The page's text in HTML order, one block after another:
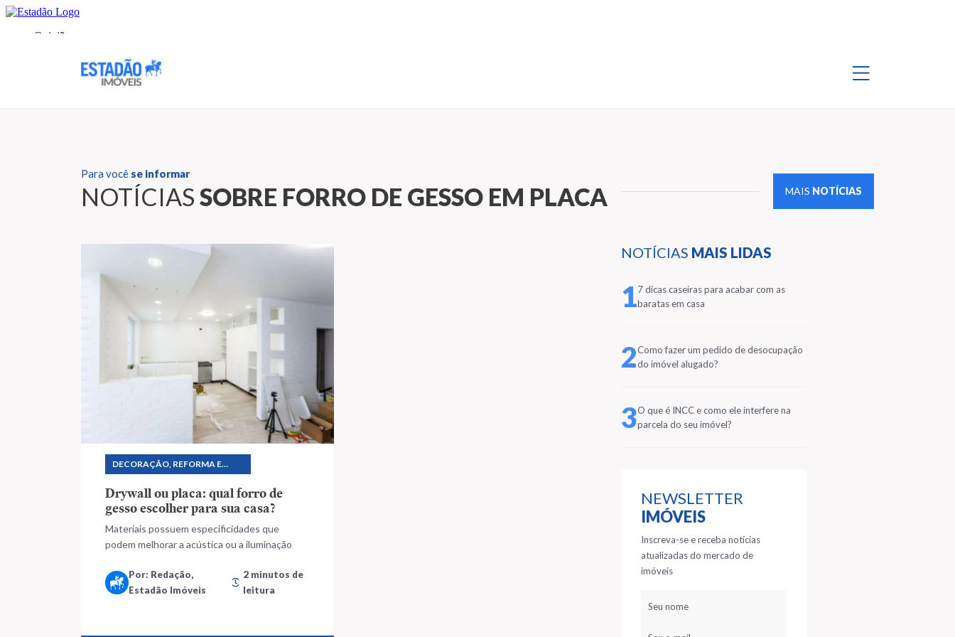
Para você se informar
NOTÍCIASSOBRE FORRO DE GESSO EM PLACA MAIS NOTÍCIAS
NOTÍCIAS MAIS LIDAS
17 dicas caseiras para acabar com as
baratas em casa
2Como fazer um pedido de desocupação
do imóvel alugado?
3O que é INCC e como ele interfere na
parcela do seu imóvel?
NEWSLETTER
IMÓVEIS
Inscreva-se e receba notícias
atualizadas do mercado de
imóveis
DECORAÇÃO, REFORMA E
Drywall ou placa: qual forro de
gesso escolher para sua casa?
Materiais possuem especificidades que
podem melhorar a acústica ou a iluminação
Por: Redação,
Estadão Imóveis
2 minutos de
leitura